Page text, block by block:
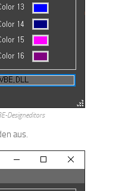
Designeditors
aus.